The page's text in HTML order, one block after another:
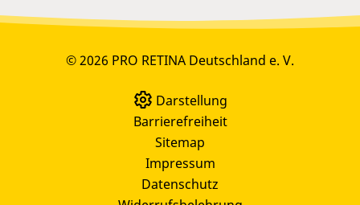
© 2026 PRO RETINA Deutschland e. V.
Darstellung
Barrierefreiheit
Sitemap
Impressum
Datenschutz